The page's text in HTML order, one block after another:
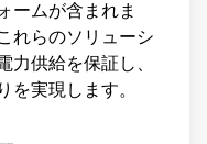
ームが含まれま
れらのソリューシ
力供給を保証し、
を実現します。